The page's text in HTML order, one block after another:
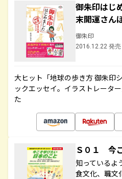
御朱印は
末開運さん
御朱印
2016.12.22 発売
大ヒット「地球の歩き方 御朱印
ックエッセイ。イラストレータ
た
Ｓ０１ 今
知っているよ
食文化、職文